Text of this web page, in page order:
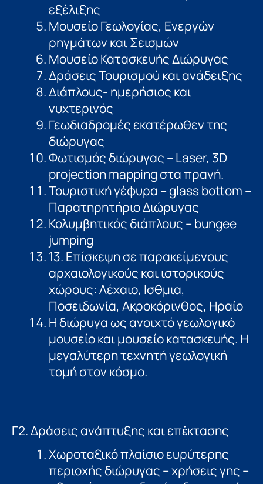
εξέλιξης
Μουσείο Γεωλογίας, Ενεργών
ρηγμάτων και Σεισμών
Μουσείο Κατασκευής Διώρυγας
Δράσεις Τουρισμού και ανάδειξης
Διάπλους- ηµερήσιος και
νυχτερινός
Γεωδιαδρομές εκατέρωθεν της
διώρυγας
Φωτισμός διώρυγας – Laser, 3D
projection mapping στα πρανή.
Τουριστική γέφυρα – glass bottom –
Παρατηρητήριο Διώρυγας
Κολυμβητικός διάπλους – bungee
jumping
13. Επίσκεψη σε παρακείµενους
αρχαιολογικούς και ιστορικούς
χώρους: Λέχαιο, Ισθμια,
Ποσειδωνία, Ακροκόρινθος, Ηραίο
Η διώρυγα ως ανοιχτό γεωλογικό
μουσείο και μουσείο κατασκευής. Η
μεγαλύτερη τεχνητή γεωλογική
τομή στον κόσµο.
Γ2. Δράσεις ανάπτυξης και επἑκτασης
Χωροταξικό πλαίσιο ευρύτερης
περιοχής διώρυγας – χρήσεις γης –